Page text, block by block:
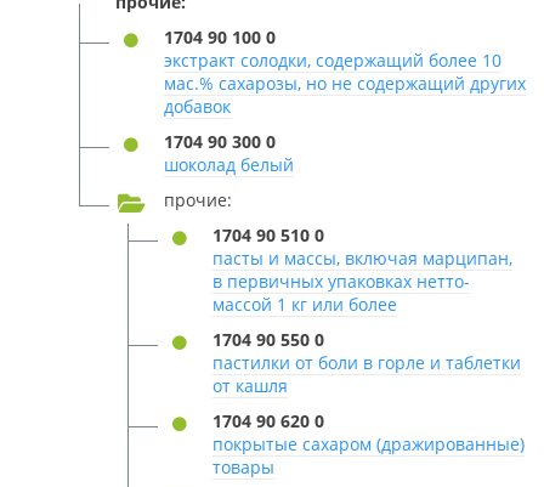
1704 90 100 0
экстракт солодки, содержащий более 10
мас.% сахарозы, но не содержащий других
добавок
1704 90 300 0
шоколад белый
прочие:
1704 90 510 0
пасты и массы, включая марципан,
в первичных упаковках нетто-
массой 1 кг или более
1704 90 550 0
пастилки от боли в горле и таблетки
от кашля
1704 90 620 0
покрытые сахаром (дражированные)
товары